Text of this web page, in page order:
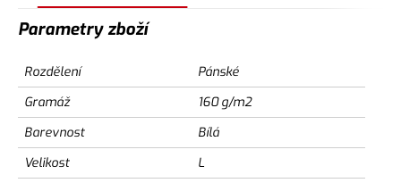
Parametry zboží
Rozdělení
Pánské
Gramáž
160 g/m2
Barevnost
Bílá
Velikost
L